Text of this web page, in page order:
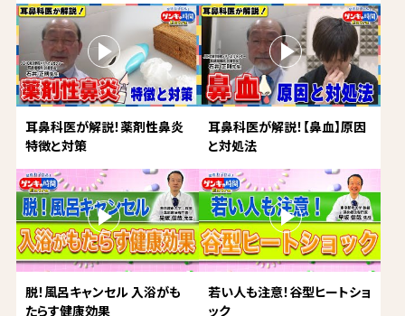
耳鼻科医が解説！薬剤性鼻炎
特徴と対策
耳鼻科医が解説！【鼻血】原因
と対処法
脱！風呂キャンセル 入浴がも
たらす健康効果
若い人も注意！谷型ヒートショ
ック